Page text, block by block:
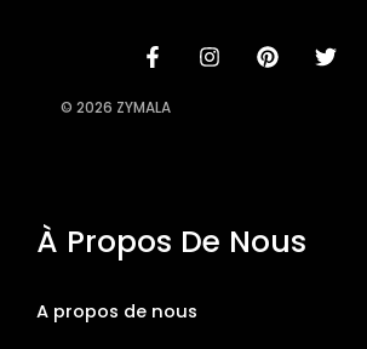
© 2026 ZYMALA
À Propos De Nous
A propos de nous